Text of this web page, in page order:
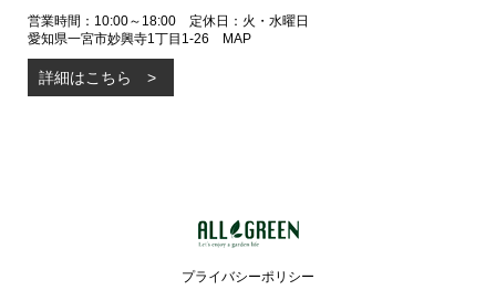
営業時間：10:00～18:00 定休日：火・水曜日
愛知県一宮市妙興寺1丁目1-26 MAP
詳細はこちら
プライバシーポリシー